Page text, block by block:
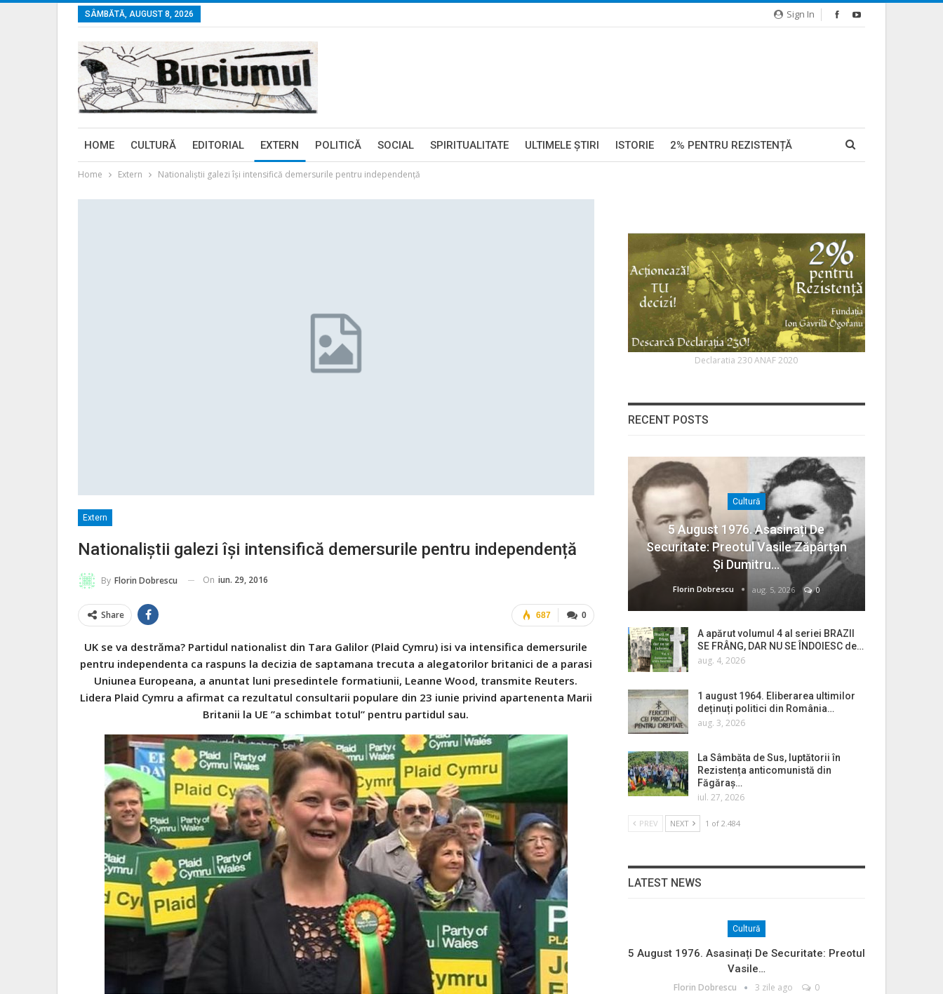
Sign In
SÂMBĂTĂ, AUGUST 8, 2026
HOME CULTURĂ EDITORIAL EXTERN POLITICĂ SOCIAL SPIRITUALITATE ULTIMELE ŞTIRI ISTORIE 2% PENTRU REZISTENȚĂ
Home Extern Nationaliștii galezi își intensifică demersurile pentru independență
Extern
Nationaliștii galezi își intensifică demersurile pentru independență
By Florin Dobrescu On iun. 29, 2016
0
687
Share
UK se va destrăma? Partidul nationalist din Tara Galilor (Plaid Cymru) isi va intensifica demersurile
pentru independenta ca raspuns la decizia de saptamana trecuta a alegatorilor britanici de a parasi
Uniunea Europeana, a anuntat luni presedintele formatiunii, Leanne Wood, transmite Reuters.
Lidera Plaid Cymru a afirmat ca rezultatul consultarii populare din 23 iunie privind apartenenta Marii
Britanii la UE ”a schimbat totul” pentru partidul sau.
Declaratia 230 ANAF 2020
RECENT POSTS
Cultură
5 August 1976. Asasinați De
Securitate: Preotul Vasile Zăpârțan
Și Dumitru…
Florin Dobrescu aug. 5, 2026 0
A apărut volumul 4 al seriei BRAZII
SE FRÂNG, DAR NU SE ÎNDOIESC de…
aug. 4, 2026
1 august 1964. Eliberarea ultimilor
deținuți politici din România…
aug. 3, 2026
La Sâmbăta de Sus, luptătorii în
Rezistența anticomunistă din
Făgăraș…
iul. 27, 2026
PREV NEXT 1 of 2.484
LATEST NEWS
Cultură
5 August 1976. Asasinați De Securitate: Preotul
Vasile…
Florin Dobrescu 3 zile ago 0